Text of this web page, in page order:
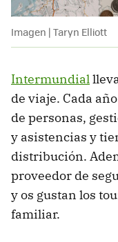
Imagen | Taryn Elliott
Intermundial
de viaje. Cada
de personas,
y asistencias y
distribución.
proveedor de
y os gustan los
familiar.